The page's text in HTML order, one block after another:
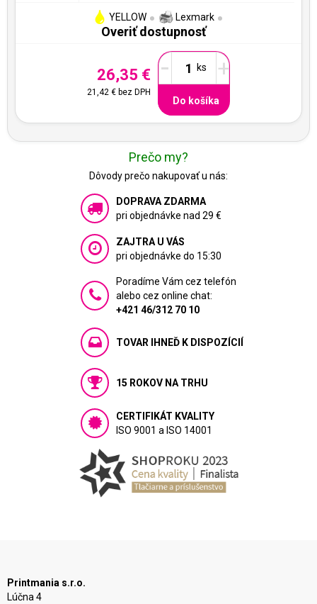
YELLOW Lexmark
Overiť dostupnosť
26,35 €
21,42 € bez DPH
- +
Do košíka
Prečo my?
Dôvody prečo nakupovať u nás:
DOPRAVA ZDARMA
pri objednávke nad 29 €
ZAJTRA U VÁS
pri objednávke do 15:30
Poradíme Vám cez telefón
alebo cez online chat:
+421 46/312 70 10
TOVAR IHNEĎ K DISPOZÍCIÍ
15 ROKOV NA TRHU
CERTIFIKÁT KVALITY
ISO 9001 a ISO 14001
Printmania s.r.o.
Lúčna 4